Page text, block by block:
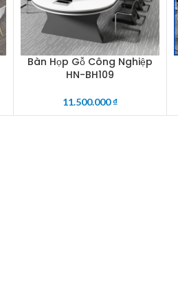
ADD TO CART
Bàn Họp Gỗ Công Nghiệp
HN-BH109
11.500.000₫